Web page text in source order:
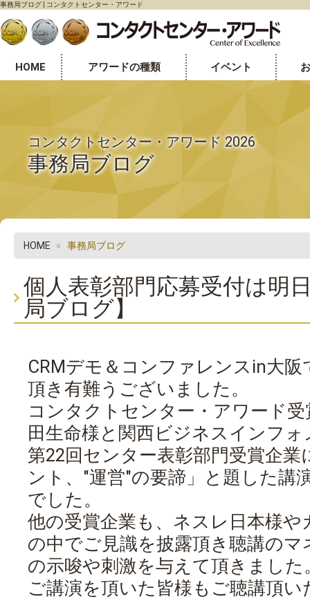
事務局ブログ | コンタクトセンター・アワード
HOME アワードの種類 イベント
コンタクトセンター・アワード 2026
事務局ブログ
HOME 事務局ブログ
個人表彰部門応募受付は明
局ブログ】
CRMデモ＆コンファレンスin大
頂き有難うございました。
コンタクトセンター・アワード
田生命様と関西ビジネスインフ
第22回センター表彰部門受賞企
ント、"運営"の要諦」と題した講
でした。
他の受賞企業も、ネスレ日本様
の中でご見識を披露頂き聴講の
の示唆や刺激を与えて頂きました
ご講演を頂いた皆様もご聴講頂